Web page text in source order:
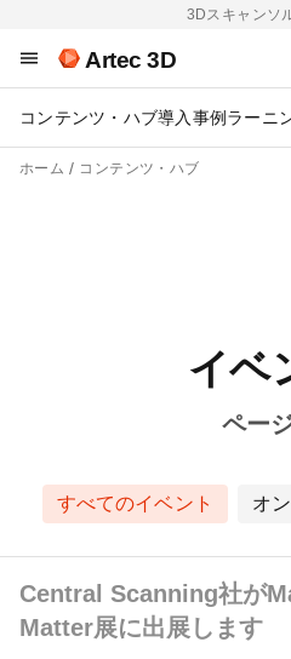
3Dスキャンソ
Artec 3D
コンテンツ・ハブ導入事例 ラーニ
ホーム コンテンツ・ハブ
イベ
ペー
すべてのイベント オ
Central Scanning社が
Matter展に出展します